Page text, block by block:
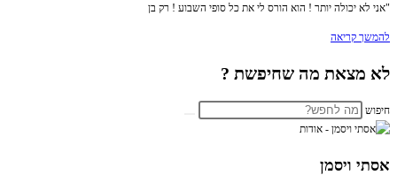
"אני לא יכולה יותר ! הוא הורס לי את כל סופי השבוע ! רק בן
להמשך קריאה
לא מצאת מה שחיפשת ?
חיפוש
אסתי ויסמן